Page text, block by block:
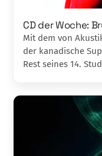
CD der Woche:
Mit dem von
der kanadische
Rest seines 14.